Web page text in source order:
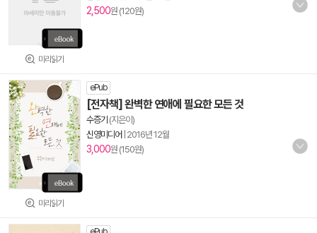
미리읽기
2,500원 (120원)
미리읽기
ePub
[전자책] 완벽한 연애에 필요한 모든 것
수증기 (지은이)
신영미디어 2016년 12월
3,000원 (150원)